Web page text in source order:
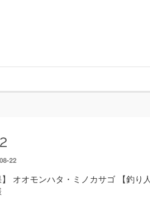
22
】 オオモンハタ・ミノカサゴ 【釣